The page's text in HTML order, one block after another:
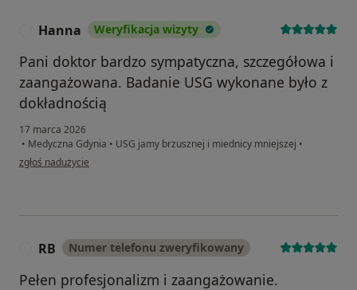
Hanna Weryfikacja wizyty
Pani doktor bardzo sympatyczna, szczegółowa i
zaangażowana. Badanie USG wykonane było z
dokładnością
17 marca 2026
• Medyczna Gdynia • USG jamy brzusznej i miednicy mniejszej •
w opinii użytkownika Hanna
zgłoś nadużycie
RB Numer telefonu zweryfikowany
Pełen profesjonalizm i zaangażowanie.